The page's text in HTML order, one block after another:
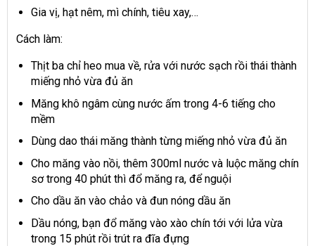
Gia vị, hạt nêm, mì chính, tiêu xay,…
Cách làm:
Thịt ba chỉ heo mua về, rửa với nước sạch rồi thái thành
miếng nhỏ vừa đủ ăn
Măng khô ngâm cùng nước ấm trong 4-6 tiếng cho
mềm
Dùng dao thái măng thành từng miếng nhỏ vừa đủ ăn
Cho măng vào nồi, thêm 300ml nước và luộc măng chín
sơ trong 40 phút thì đổ măng ra, để nguội
Cho dầu ăn vào chảo và đun nóng dầu ăn
Dầu nóng, bạn đổ măng vào xào chín tới với lửa vừa
trong 15 phút rồi trút ra đĩa đựng